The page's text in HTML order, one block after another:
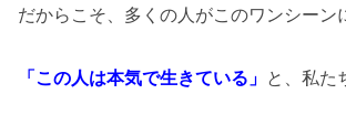
だからこそ、多くの人がこのワンシーン
「この人は本気で生きている」 と、私た